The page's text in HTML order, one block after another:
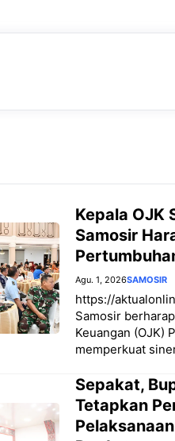
Kepala OJK
Samosir
Agu. 1, 2026SAMOSIR
https://
Samosir
Keuangan (OJK)
memperkuat
Sepakat,
Tetapkan